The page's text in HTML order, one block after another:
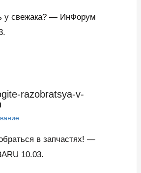
у свежака? — ИнФорум
razobratsya-v-
в запчастях! —
10.03.